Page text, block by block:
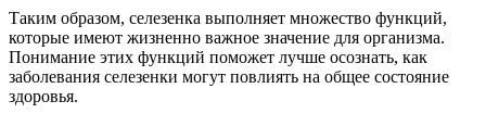
Таким образом, селезенка выполняет множество функций,
которые имеют жизненно важное значение для организма.
Понимание этих функций поможет лучше осознать, как
заболевания селезенки могут повлиять на общее состояние
здоровья.